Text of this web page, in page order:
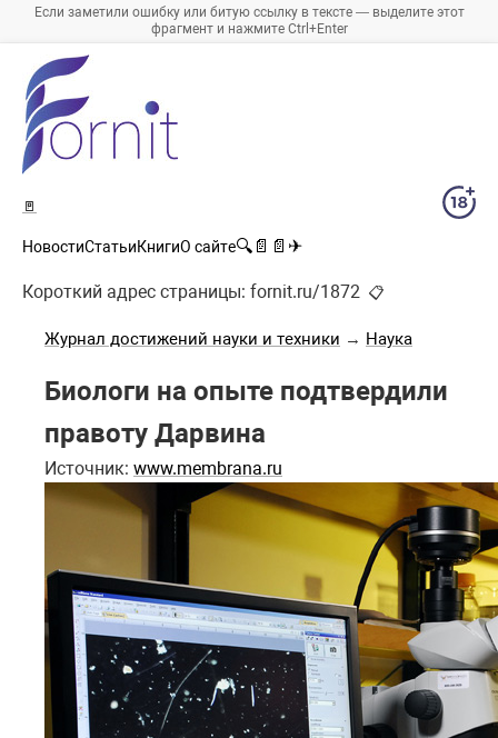
Если заметили ошибку или битую ссылку в тексте — выделите этот
фрагмент и нажмите Ctrl+Enter
🚪
НовостиСтатьиКнигиО сайте🔍 📄 📄 ✈
Короткий адрес страницы: fornit.ru/1872 📋
Журнал достижений науки и техники → Наука
Биологи на опыте подтвердили
правоту Дарвина
Источник: www.membrana.ru